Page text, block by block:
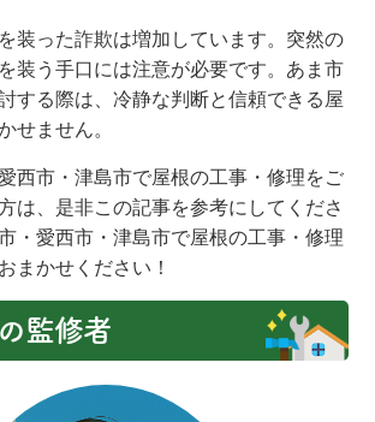
装った詐欺は増加しています。突然の
装う手口には注意が必要です。あま市
する際は、冷静な判断と信頼できる屋
せません。
西市・津島市で屋根の工事・修理をご
は、是非この記事を参考にしてくださ
・愛西市・津島市で屋根の工事・修理
まかせください！
監修者